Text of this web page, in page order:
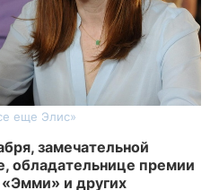
еще Элис»
замечательной
обладательнице премии
и других